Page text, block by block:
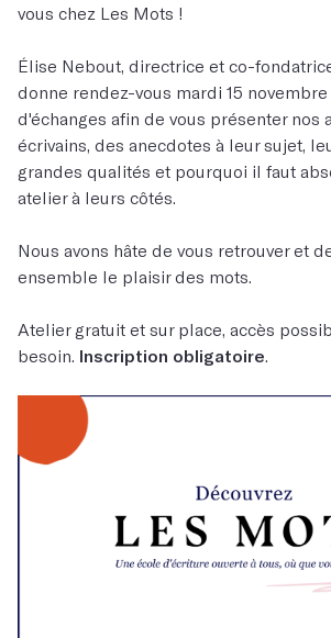
vous chez Les Mots !
Élise Nebout, directrice et co-
donne rendez-vous mardi 15 novembre
d'échanges afin de vous présenter nos
écrivains, des anecdotes à leur sujet,
grandes qualités et pourquoi il faut
atelier à leurs côtés.
Nous avons hâte de vous retrouver et
ensemble le plaisir des mots.
Atelier gratuit et sur place, accès
besoin. Inscription obligatoire.